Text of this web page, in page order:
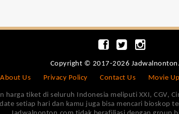
Copyright © 2017-2026
About Us
Privacy Policy Contact Us Movie
tiket di seluruh Indonesia meliputi XXI, CGV,
setiap hari dan kamu juga bisa mencari bioskop